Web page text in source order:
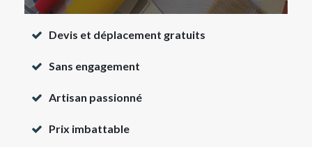
Devis et déplacement gratuits
Sans engagement
Artisan passionné
Prix imbattable